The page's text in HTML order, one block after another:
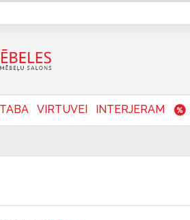
VIRTUVEI INTERJERAM